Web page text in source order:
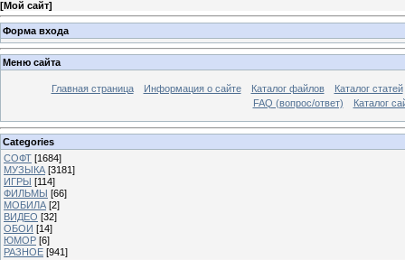
[Мой сайт]
Форма входа
Меню сайта
Главная страница Информация о сайте Каталог файлов
Каталог статей
FAQ (вопрос/ответ)
Каталог
Categories
СОФТ [1684]
МУЗЫКА [3181]
ИГРЫ [114]
ФИЛЬМЫ [66]
МОБИЛА [2]
ВИДЕО [32]
ОБОИ [14]
ЮМОР [6]
РАЗНОЕ [941]